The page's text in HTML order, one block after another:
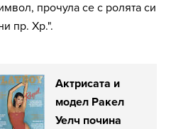
прочула се с ролята си
пр. Хр.".
Актрисата и
модел Ракел
Уелч почина